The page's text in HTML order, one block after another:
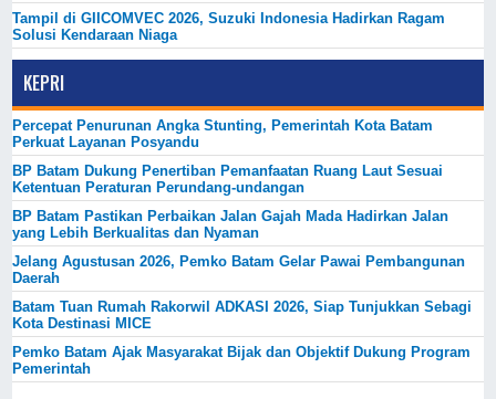
Tampil di GIICOMVEC 2026, Suzuki Indonesia Hadirkan Ragam
Solusi Kendaraan Niaga
KEPRI
Percepat Penurunan Angka Stunting, Pemerintah Kota Batam
Perkuat Layanan Posyandu
BP Batam Dukung Penertiban Pemanfaatan Ruang Laut Sesuai
Ketentuan Peraturan Perundang-undangan
BP Batam Pastikan Perbaikan Jalan Gajah Mada Hadirkan Jalan
yang Lebih Berkualitas dan Nyaman
Jelang Agustusan 2026, Pemko Batam Gelar Pawai Pembangunan
Daerah
Batam Tuan Rumah Rakorwil ADKASI 2026, Siap Tunjukkan Sebagi
Kota Destinasi MICE
Pemko Batam Ajak Masyarakat Bijak dan Objektif Dukung Program
Pemerintah